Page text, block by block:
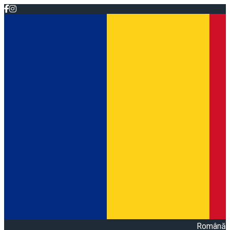
Română